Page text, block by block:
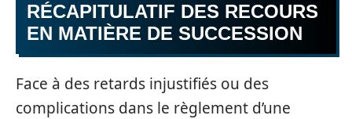
RÉCAPITULATIF DES RECOURS
EN MATIÈRE DE SUCCESSION
Face à des retards injustifiés ou des
complications dans le règlement d’une